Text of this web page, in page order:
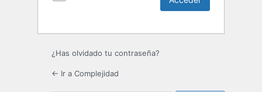
¿Has olvidado tu contraseña?
← Ir a Complejidad